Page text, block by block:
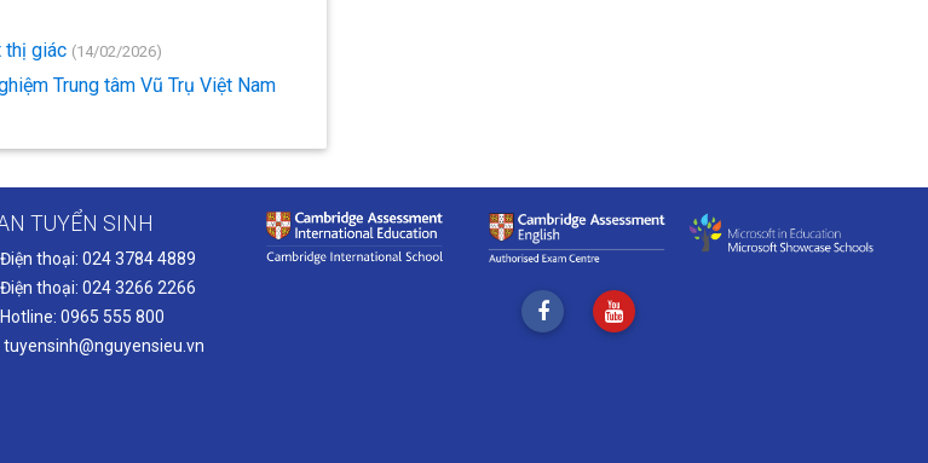
thị giác (14/02/2026)
Trung tâm Vũ Trụ Việt Nam
TUYỂN SINH
thoại: 024 3784 4889
thoại: 024 3266 2266
0965 555 800
tuyensinh@nguyensieu.vn